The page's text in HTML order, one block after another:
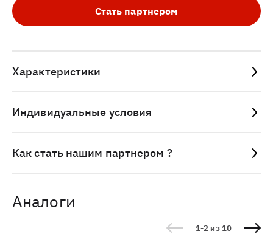
Стать партнером
Характеристики
Индивидуальные условия
Как стать нашим партнером ?
Аналоги
1-2 из 10